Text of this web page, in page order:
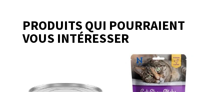
PRODUITS QUI POURRAIENT
VOUS INTÉRESSER